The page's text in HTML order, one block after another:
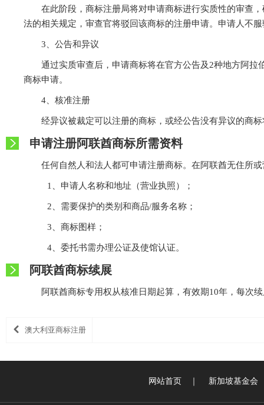
在此阶段，商标注册局将对申请商标进行实质性的审查
法的相关规定，审查官将驳回该商标的注册申请。申请人不
3、公告和异议
通过实质审查后，申请商标将在官方公告及2种地方阿
商标申请。
4、核准注册
经异议被裁定可以注册的商标，或经公告没有异议的商
申请注册阿联酋商标所需资料
任何自然人和法人都可申请注册商标。在阿联酋无住所
1、申请人名称和地址（营业执照）；
2、需要保护的类别和商品/服务名称；
3、商标图样；
4、委托书需办理公证及使馆认证。
阿联酋商标续展
阿联酋商标专用权从核准日期起算，有效期10年，每次
澳大利亚商标注册
网站首页 新加坡基金会